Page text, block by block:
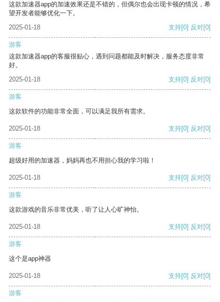
这款加速器app的加速效果还是不错的，但偶尔也会出现卡顿的情况，希
望开发者能够优化一下。
2025-01-18
支持[0] 反对[0]
游客
这款加速器app的客服很贴心，遇到问题都能及时解决，服务态度非常
好。
2025-01-18
支持[0] 反对[0]
游客
这款软件的功能非常全面，可以满足我所有需求。
2025-01-18 支持[0] 反对[0]
游客
超级好用的加速器，妈妈再也不用担心我的学习啦！
2025-01-18 支持[0] 反对[0]
游客
这款游戏的音乐非常优美，听了让人心旷神怡。
2025-01-18 支持[0] 反对[0]
游客
这个是app神器
2025-01-18 支持[0] 反对[0]
游客